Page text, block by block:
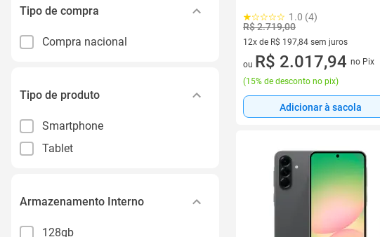
Tipo de compra
Compra nacional
Tipo de produto
Smartphone
Tablet
Armazenamento Interno
128gb
1.0 (4)
R$ 2.719,00
12x de R$ 197,84 sem juros
12 vez de R$ 197,84 sem juros
ou R$ 2.017,94 no Pix
(15% de desconto no pix)
Adicionar à sacola